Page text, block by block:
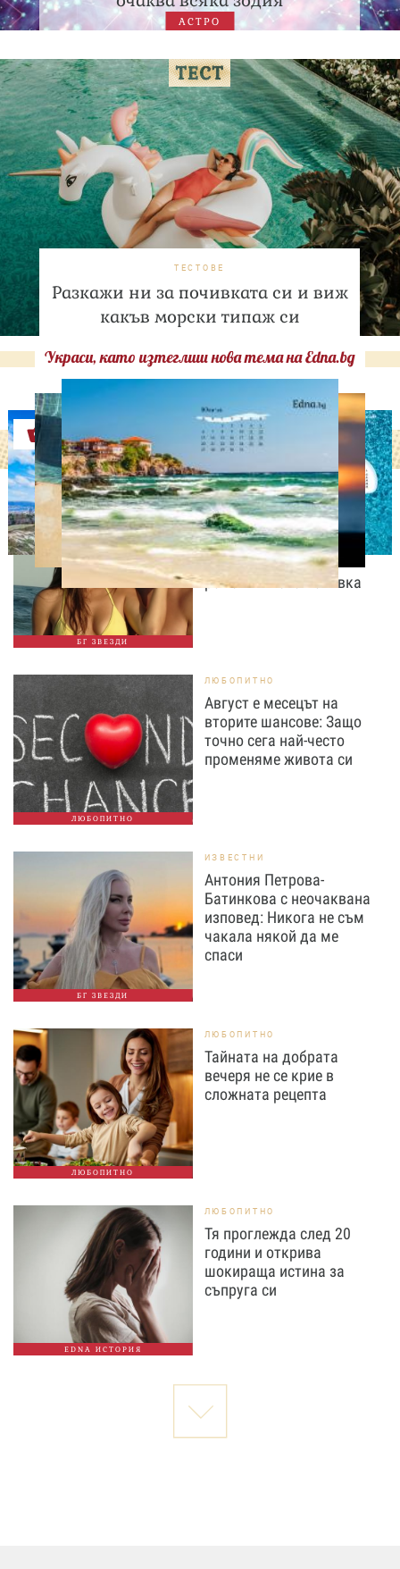
АСТРО
ТЕСТОВЕ
Разкажи ни за почивката си и виж
какъв морски типаж си
Украси, като изтеглиш нова тема на Edna.bg
Оферти
БГ ЗВЕЗДИ
СВОБОДНО ВРЕМЕ
Палатка под звездите!
Юлиан Костов и Мирела
Илиева избраха най-
романтичната почивка
ЛЮБОПИТНО
ЛЮБОПИТНО
Август е месецът на
вторите шансове: Защо
точно сега най-често
променяме живота си
БГ ЗВЕЗДИ
ИЗВЕСТНИ
Антония Петрова-
Батинкова с неочаквана
изповед: Никога не съм
чакала някой да ме
спаси
ЛЮБОПИТНО
ЛЮБОПИТНО
Тайната на добрата
вечеря не се крие в
сложната рецепта
EDNA ИСТОРИЯ
ЛЮБОПИТНО
Тя проглежда след 20
години и открива
шокираща истина за
съпруга си